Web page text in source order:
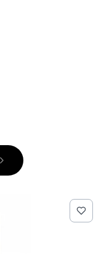
Następne produkty